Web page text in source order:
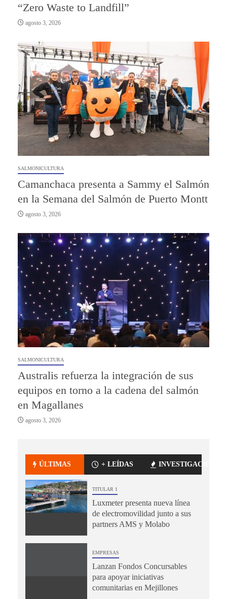
“Zero Waste to Landfill”
agosto 3, 2026
SALMONICULTURA
Camanchaca presenta a Sammy el Salmón
en la Semana del Salmón de Puerto Montt
agosto 3, 2026
SALMONICULTURA
Australis refuerza la integración de sus
equipos en torno a la cadena del salmón
en Magallanes
agosto 3, 2026
ÚLTIMAS + LEÍDAS INVESTIGACIÓN
TITULAR 1
Luxmeter presenta nueva línea
de electromovilidad junto a sus
partners AMS y Molabo
EMPRESAS
Lanzan Fondos Concursables
para apoyar iniciativas
comunitarias en Mejillones